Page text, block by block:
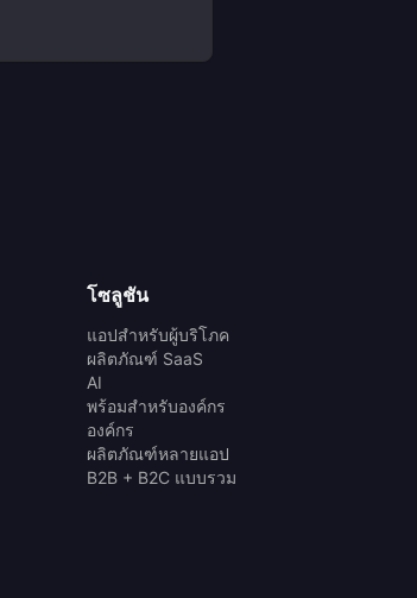
โซลูชัน
แอปสำหรับผู้บริโภค
ผลิตภัณฑ์ SaaS
AI
พร้อมสำหรับองค์กร
องค์กร
ผลิตภัณฑ์หลายแอป
B2B + B2C แบบรวม